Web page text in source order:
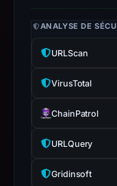
ANALYSE DE
URLScan
VirusTotal
ChainPatrol
URLQuery
Gridinsoft